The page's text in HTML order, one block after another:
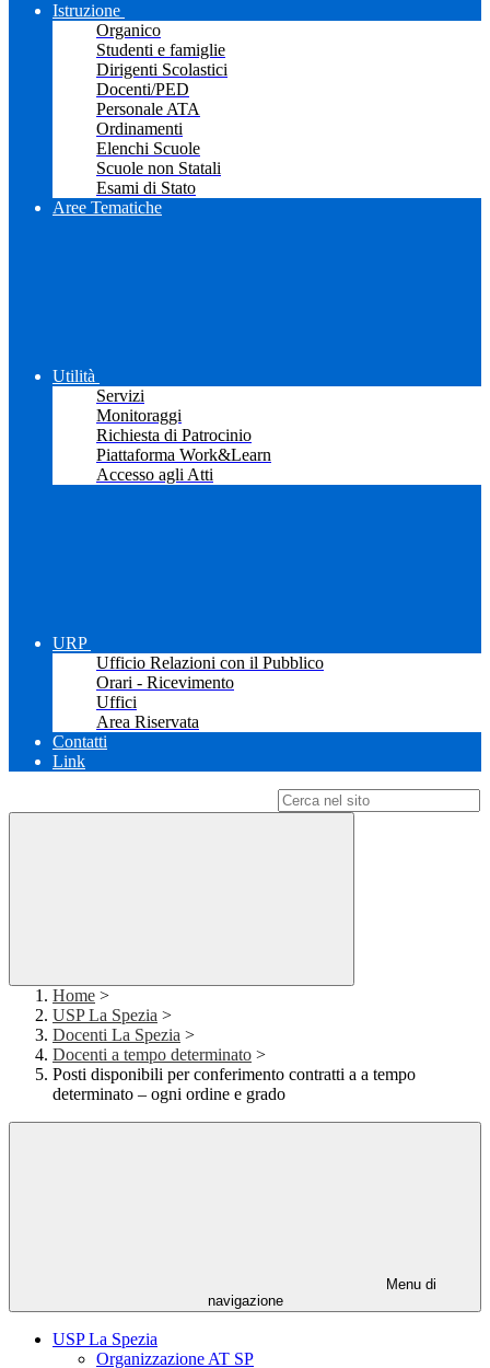
Istruzione
Organico
Studenti e famiglie
Dirigenti Scolastici
Docenti/PED
Personale ATA
Ordinamenti
Elenchi Scuole
Scuole non Statali
Esami di Stato
Aree Tematiche
Utilità
Servizi
Monitoraggi
Richiesta di Patrocinio
Piattaforma Work&Learn
Accesso agli Atti
URP
Ufficio Relazioni con il Pubblico
Orari - Ricevimento
Uffici
Area Riservata
Contatti
Link
Home >
USP La Spezia >
Docenti La Spezia >
Docenti a tempo determinato >
Posti disponibili per conferimento contratti a a tempo
determinato – ogni ordine e grado
Menu di
navigazione
USP La Spezia
Organizzazione AT SP